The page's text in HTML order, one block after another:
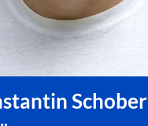
Schober